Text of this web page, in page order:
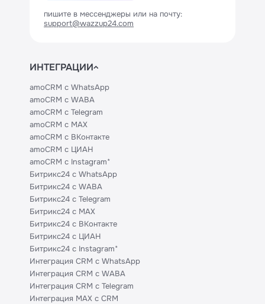
пишите в мессенджеры или на почту:
support@wazzup24.com
ИНТЕГРАЦИИ
amoCRM с WhatsApp
amoCRM с WABA
amoCRM с Telegram
amoCRM с MAX
amoCRM с ВКонтакте
amoCRM с ЦИАН
amoCRM с Instagram*
Битрикс24 с WhatsApp
Битрикс24 с WABA
Битрикс24 с Telegram
Битрикс24 с MAX
Битрикс24 с ВКонтакте
Битрикс24 с ЦИАН
Битрикс24 с Instagram*
Интеграция CRM с WhatsApp
Интеграция CRM с WABA
Интеграция CRM с Telegram
Интеграция MAX с CRM